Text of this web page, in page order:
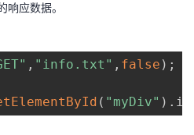
应数据。
, "info.txt" , false ) ;
( "myDiv" ) .